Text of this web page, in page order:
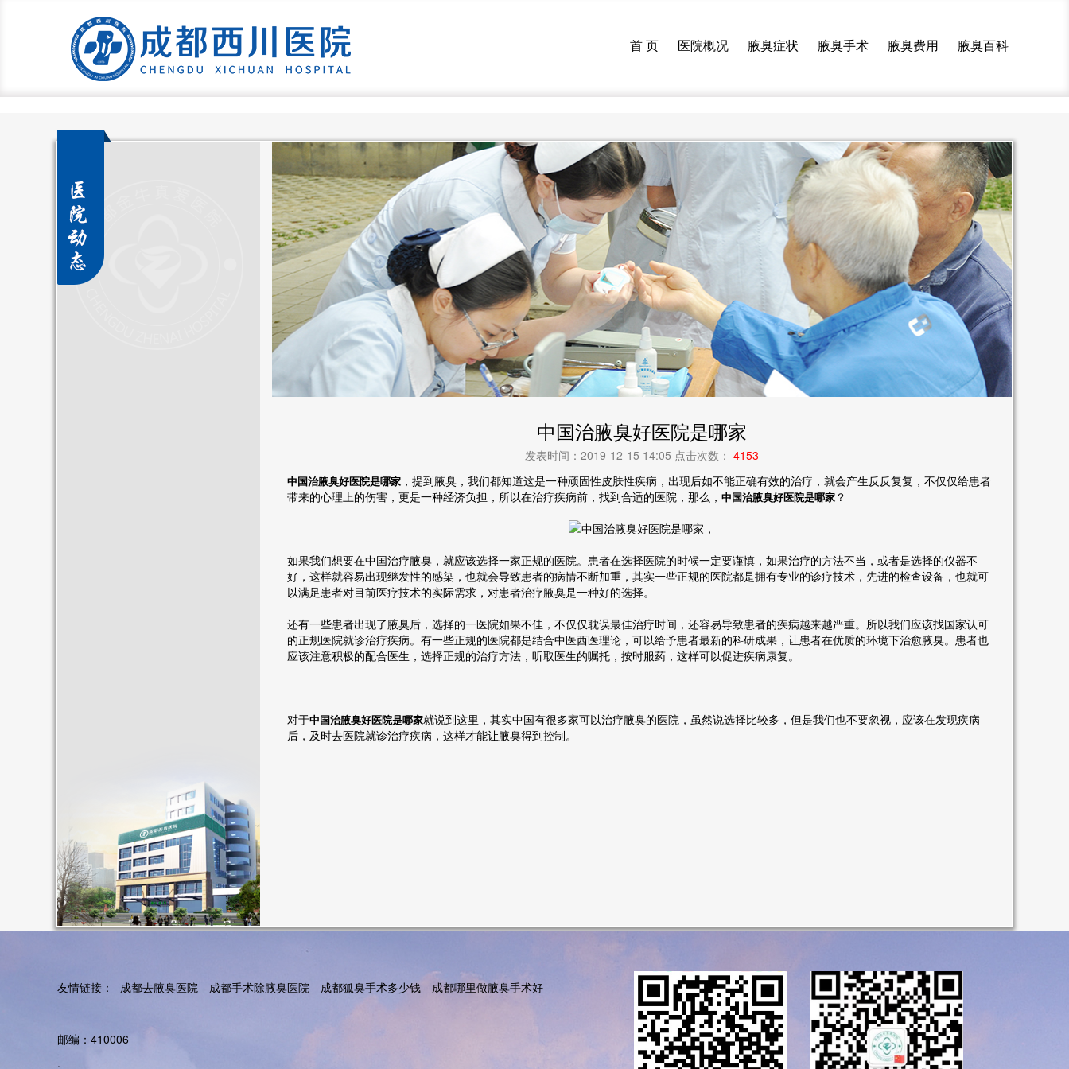
首 页 医院概况 腋臭症状 腋臭手术 腋臭费用 腋臭百科
中国治腋臭好医院是哪家
发表时间：2019-12-15 14:05 点击次数： 4153
中国治腋臭好医院是哪家，提到腋臭，我们都知道这是一种顽固性皮肤性疾病，出现后如不能正确有效的治疗，就会产生反反复复，不仅仅给患者
带来的心理上的伤害，更是一种经济负担，所以在治疗疾病前，找到合适的医院，那么， 中国治腋臭好医院是哪家？
如果我们想要在中国治疗腋臭，就应该选择一家正规的医院。患者在选择医院的时候一定要谨慎，如果治疗的方法不当，或者是选择的仪器不
好，这样就容易出现继发性的感染，也就会导致患者的病情不断加重，其实一些正规的医院都是拥有专业的诊疗技术，先进的检查设备，也就可
以满足患者对目前医疗技术的实际需求，对患者治疗腋臭是一种好的选择。
还有一些患者出现了腋臭后，选择的一医院如果不佳，不仅仅耽误最佳治疗时间，还容易导致患者的疾病越来越严重。所以我们应该找国家认可
的正规医院就诊治疗疾病。有一些正规的医院都是结合中医西医理论，可以给予患者最新的科研成果，让患者在优质的环境下治愈腋臭。患者也
应该注意积极的配合医生，选择正规的治疗方法，听取医生的嘱托，按时服药，这样可以促进疾病康复。
对于中国治腋臭好医院是哪家就说到这里，其实中国有很多家可以治疗腋臭的医院，虽然说选择比较多，但是我们也不要忽视，应该在发现疾病
后，及时去医院就诊治疗疾病，这样才能让腋臭得到控制。
友情链接： 成都去腋臭医院 成都手术除腋臭医院 成都狐臭手术多少钱 成都哪里做腋臭手术好
邮编：410006
.